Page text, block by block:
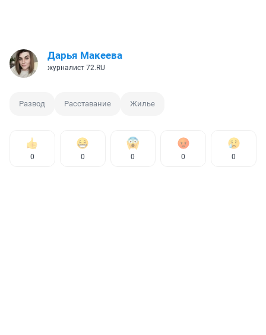
Дарья Макеева
журналист 72.RU
Развод Расставание Жилье
0 0 0 0 0